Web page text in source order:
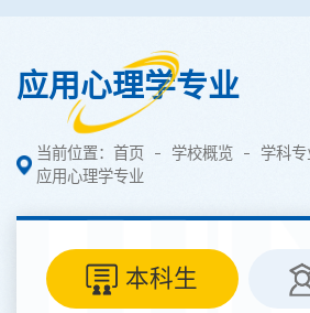
应用心理学专业
当前位置： 首页 学校概览 学科专
应用心理学专业
本科生